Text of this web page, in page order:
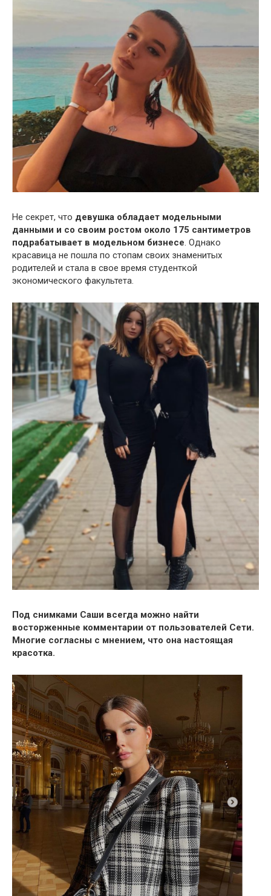
Не секрет, что девушка обладает модельными
данными и со своим ростом около 175 сантиметров
подрабатывает в модельном бизнесе. Однако
красавица не пошла по стопам своих знаменитых
родителей и стала в свое время студенткой
экономического факультета.
Под снимками Саши всегда можно найти
восторженные комментарии от пользователей Сети.
Многие согласны с мнением, что она настоящая
красотка.